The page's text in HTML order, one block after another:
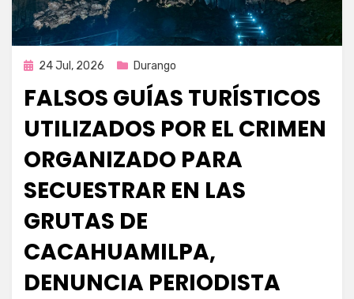
Publicada
24 Jul, 2026 Durango
FALSOS GUÍAS TURÍSTICOS
UTILIZADOS POR EL CRIMEN
ORGANIZADO PARA
SECUESTRAR EN LAS
GRUTAS DE
CACAHUAMILPA,
DENUNCIA PERIODISTA